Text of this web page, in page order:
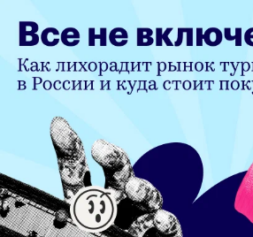
Новые способы